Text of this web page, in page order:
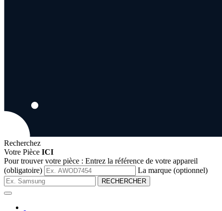
Recherchez
Votre Pièce ICI
Pour trouver votre pièce : Entrez la référence de votre appareil
(obligatoire)
La marque (optionnel)
RECHERCHER